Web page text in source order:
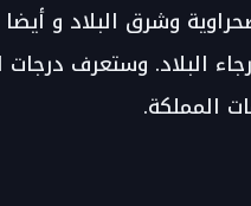
وشرق البلاد و
تبقى من أرجاء البلاد. وستعرف
المملكة.